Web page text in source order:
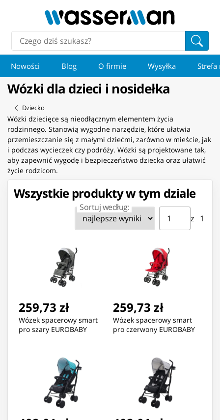
Nowości Blog O firmie Wysyłka Strefa
Wózki dla dzieci i nosidełka
Dziecko
Wózki dziecięce są nieodłącznym elementem życia
rodzinnego. Stanowią wygodne narzędzie, które ułatwia
przemieszczanie się z małymi dziećmi, zarówno w mieście, jak
i podczas wycieczek czy podróży. Wózki są projektowane tak,
aby zapewnić wygodę i bezpieczeństwo dziecka oraz ułatwić
życie rodzicom.
Wszystkie produkty w tym dziale
Sortuj według: Strona ⁨1⁩ z ⁨1⁩
z ⁨1⁩
Przejdź do strony
259,73 zł
Wózek spacerowy smart
pro szary EUROBABY
259,73 zł
Wózek spacerowy smart
pro czerwony EUROBABY